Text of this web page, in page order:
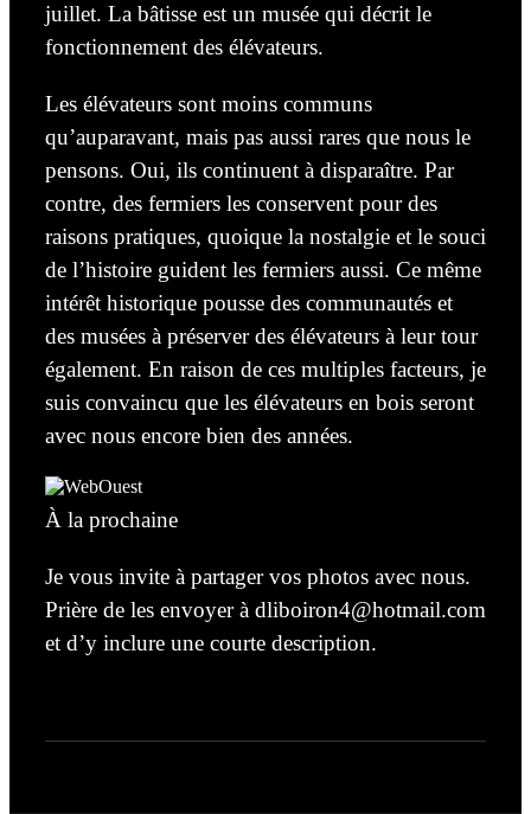
juillet. La bâtisse est un musée qui décrit le
fonctionnement des élévateurs.
Les élévateurs sont moins communs
qu’auparavant, mais pas aussi rares que nous le
pensons. Oui, ils continuent à disparaître. Par
contre, des fermiers les conservent pour des
raisons pratiques, quoique la nostalgie et le souci
de l’histoire guident les fermiers aussi. Ce même
intérêt historique pousse des communautés et
des musées à préserver des élévateurs à leur tour
également. En raison de ces multiples facteurs, je
suis convaincu que les élévateurs en bois seront
avec nous encore bien des années.
À la prochaine
Je vous invite à partager vos photos avec nous.
Prière de les envoyer à dliboiron4@hotmail.com
et d’y inclure une courte description.